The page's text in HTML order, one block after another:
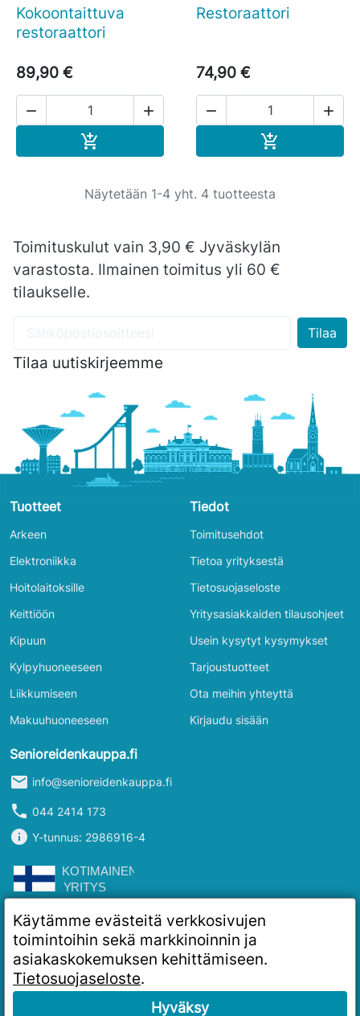
Kokoontaittuva
restoraattori
89,90 €
 

Restoraattori
74,90 €
 

Näytetään 1-4 yht. 4 tuotteesta
Toimituskulut vain 3,90 € Jyväskylän
varastosta. Ilmainen toimitus yli 60 €
tilaukselle.
Tilaa uutiskirjeemme
Tuotteet
Arkeen
Elektroniikka
Hoitolaitoksille
Keittiöön
Kipuun
Kylpyhuoneeseen
Liikkumiseen
Makuuhuoneeseen
Tiedot
Toimitusehdot
Tietoa yrityksestä
Tietosuojaseloste
Yritysasiakkaiden tilausohjeet
Usein kysytyt kysymykset
Tarjoustuotteet
Ota meihin yhteyttä
Kirjaudu sisään
Senioreidenkauppa.fi
mail info@senioreidenkauppa.fi
phone 044 2414 173
info Y-tunnus: 2986916-4
Käytämme evästeitä verkkosivujen
toimintoihin sekä markkinoinnin ja
asiakaskokemuksen kehittämiseen.
Tietosuojaseloste.
Hyväksy